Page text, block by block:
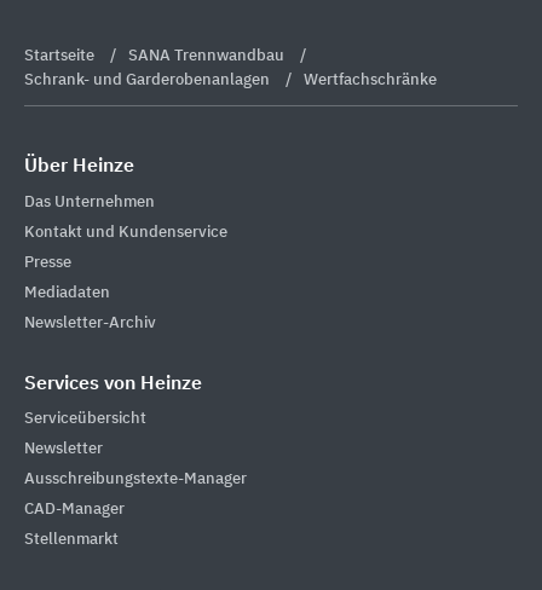
Startseite
SANA Trennwandbau
Schrank- und Garderobenanlagen
Wertfachschränke
Über Heinze
Das Unternehmen
Kontakt und Kundenservice
Presse
Mediadaten
Newsletter-Archiv
Services von Heinze
Serviceübersicht
Newsletter
Ausschreibungstexte-Manager
CAD-Manager
Stellenmarkt